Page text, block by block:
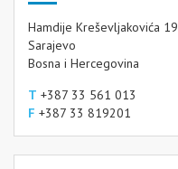
Hamdije Kreševljakovića 19
Sarajevo
Bosna i Hercegovina
T +387 33 561 013
F +387 33 819201